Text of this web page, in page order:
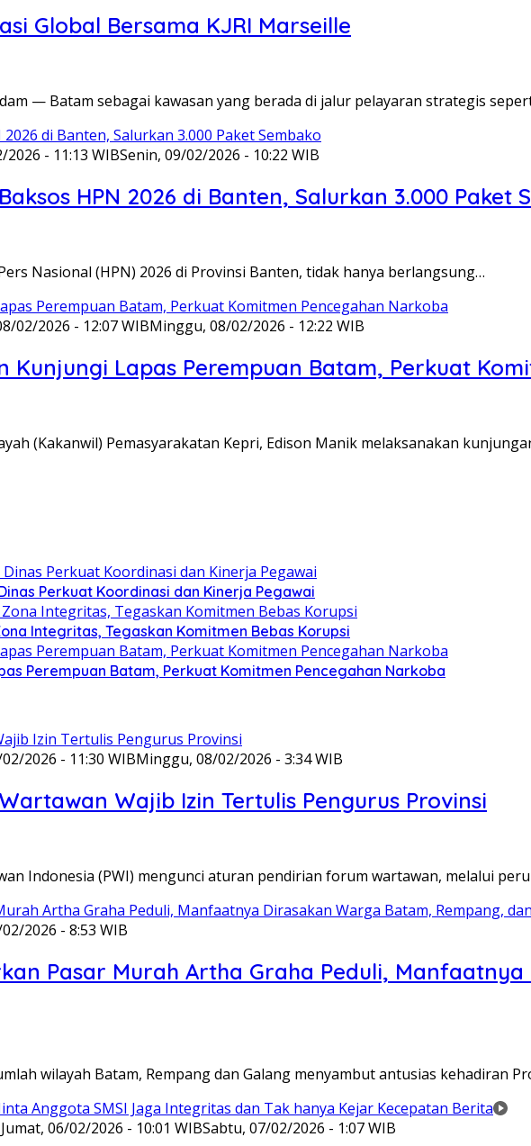
Global Bersama KJRI Marseille
— Batam sebagai kawasan yang berada di jalur pelayaran strategis
- 11:13 WIBSenin, 09/02/2026 - 10:22 WIB
HPN 2026 di Banten, Salurkan 3.000 Paket
Nasional (HPN) 2026 di Provinsi Banten, tidak hanya berlangsung…
02/2026 - 12:07 WIBMinggu, 08/02/2026 - 12:22 WIB
Kunjungi Lapas Perempuan Batam, Perkuat
(Kakanwil) Pemasyarakatan Kepri, Edison Manik melaksanakan
Perkuat Koordinasi dan Kinerja Pegawai
Integritas, Tegaskan Komitmen Bebas Korupsi
Perempuan Batam, Perkuat Komitmen Pencegahan Narkoba
2026 - 11:30 WIBMinggu, 08/02/2026 - 3:34 WIB
Wajib Izin Tertulis Pengurus Provinsi
Indonesia (PWI) mengunci aturan pendirian forum wartawan, melalui
2026 - 8:53 WIB
Pasar Murah Artha Graha Peduli,
wilayah Batam, Rempang dan Galang menyambut antusias kehadiran
Jumat, 06/02/2026 - 10:01 WIBSabtu, 07/02/2026 - 1:07 WIB